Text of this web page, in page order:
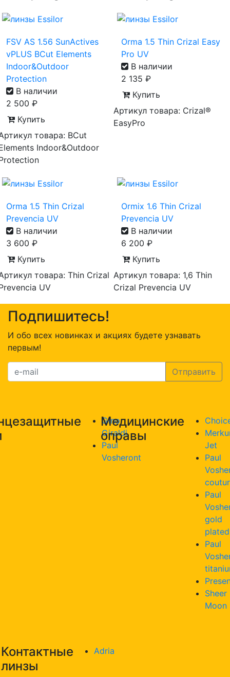
FSV AS 1.56 SunActives
vPLUS BCut Elements
Indoor&Outdoor
Protection
В наличии
2 500 ₽
Купить
товара: BCut
Indoor&Outdoor
Orma 1.5 Thin Crizal Easy
Pro UV
В наличии
2 135 ₽
Купить
Артикул товара: Crizal®
EasyPro
Orma 1.5 Thin Crizal
Prevencia UV
В наличии
3 600 ₽
Купить
товара: Thin Crizal
UV
Ormix 1.6 Thin Crizal
Prevencia UV
В наличии
6 200 ₽
Купить
Артикул товара: 1,6 Thin
Crizal Prevencia UV
Подпишитесь!
И обо всех новинках и акциях будете узнавать
первым!
Gino
Giraldi
Paul
Vosheront
Медицинские
оправы
Jet
Paul
Paul
gold
plated
Paul
Sheer
Moon
Контактные
линзы
Adria